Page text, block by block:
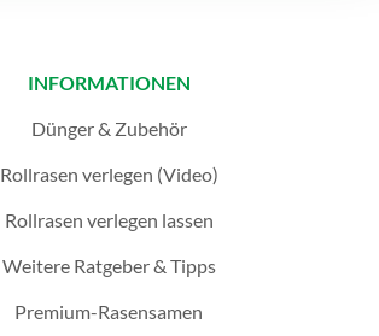
INFORMATIONEN
Dünger & Zubehör
Rollrasen verlegen (Video)
Rollrasen verlegen lassen
Weitere Ratgeber & Tipps
Premium-Rasensamen